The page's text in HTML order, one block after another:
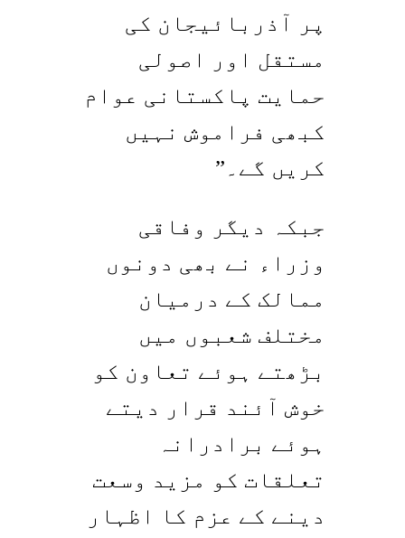
پر آذربائیجان کی
مستقل اور اصولی
حمایت پاکستانی عوام
کبھی فراموش نہیں
کریں گے۔”
جبکہ دیگر وفاقی
وزراء نے بھی دونوں
ممالک کے درمیان
مختلف شعبوں میں
بڑھتے ہوئے تعاون کو
خوش آئند قرار دیتے
ہوئے برادرانہ
تعلقات کو مزید وسعت
دینے کے عزم کا اظہار